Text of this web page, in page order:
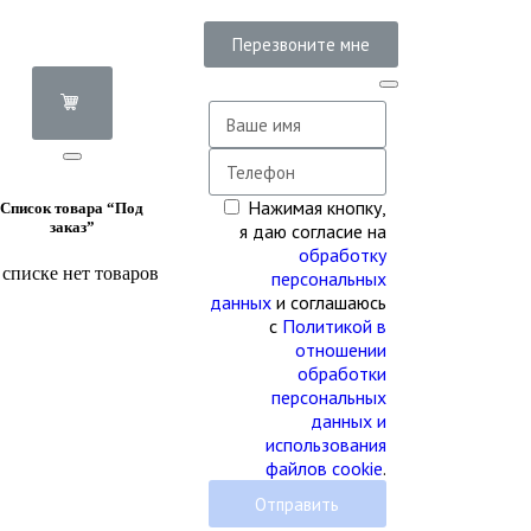
Список товара “Под
заказ”
нет товаров
Перезвоните мне
Нажимая кнопку,
я даю согласие на
обработку
персональных
данныхи соглашаюсь
с Политикой в
отношении
обработки
персональных
данных и
использования
файлов cookie.
Отправить